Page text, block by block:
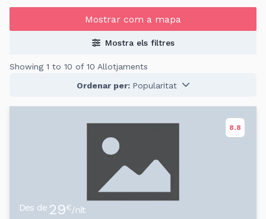
Mostrar com a mapa
Mostra els filtres
Showing 1 to 10 of 10 Allotjaments
Ordenar per: Popularitat
8.8
Des de 29€/nit